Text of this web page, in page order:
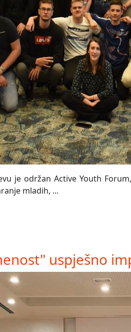
je održan Active Youth
mladih, ...
uspješno